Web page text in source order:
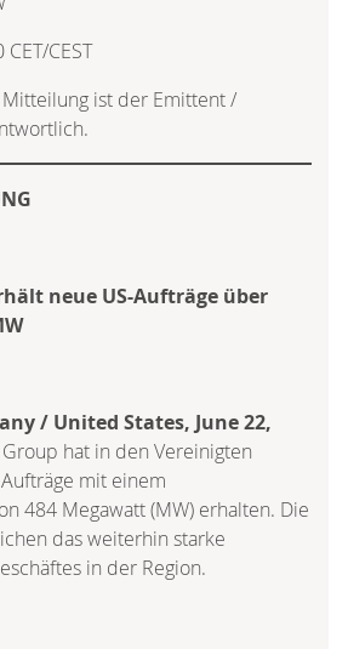
CEST
ist der Emittent /
neue US-Aufträge über
/ United States, June 22,
hat in den Vereinigten
mit einem
484 Megawatt (MW) erhalten. Die
das weiterhin starke
in der Region.